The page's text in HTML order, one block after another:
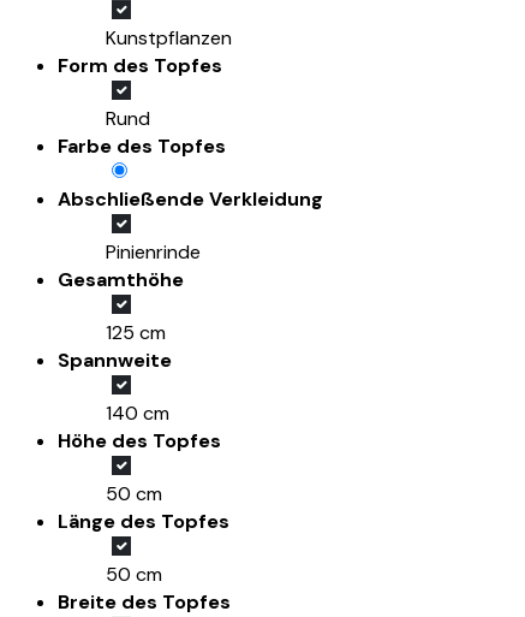
Kunstpflanzen
Form des Topfes
Rund
Farbe des Topfes
Abschließende Verkleidung
Pinienrinde
Gesamthöhe
125 cm
Spannweite
140 cm
Höhe des Topfes
50 cm
Länge des Topfes
50 cm
Breite des Topfes